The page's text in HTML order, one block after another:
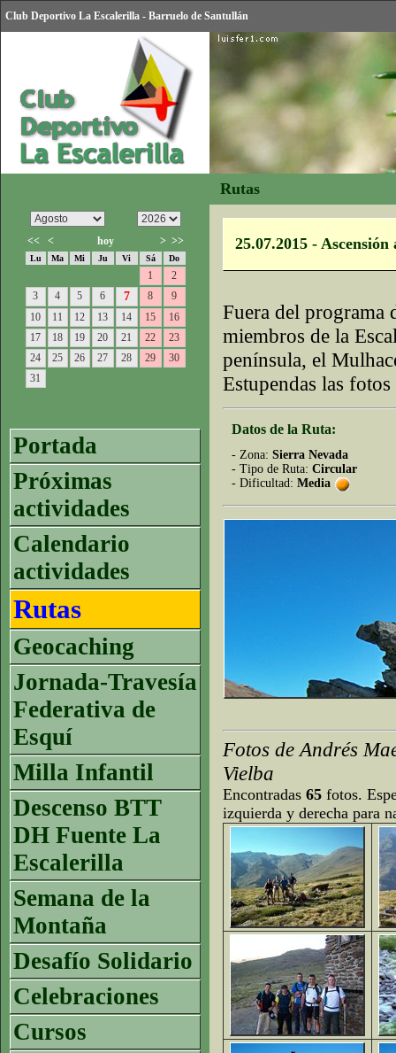
Club Deportivo La Escalerilla - Barruelo de Santullán
Rutas
<< < hoy > >>
Lu Ma Mi Ju Vi Sá Do
1
2
3
4 5 6 7 8
9
10
11 12 13 14 15
16
17
18 19 20 21 22
23
24
25 26 27 28 29
30
31
Portada
Próximas
actividades
Calendario
actividades
Rutas
Geocaching
Jornada-Travesía
Federativa de
Esquí
Milla Infantil
Descenso BTT
DH Fuente La
Escalerilla
Semana de la
Montaña
Desafío Solidario
Celebraciones
Cursos
25.07.2015 -
Fuera del programa
miembros de la
península, el
Estupendas las
Datos de la Ruta:
- Zona: Sierra Nevada
- Tipo de Ruta: Circular
- Dificultad: Media
Fotos de Andrés
Vielba
Encontradas 65 fotos.
izquierda y derecha para